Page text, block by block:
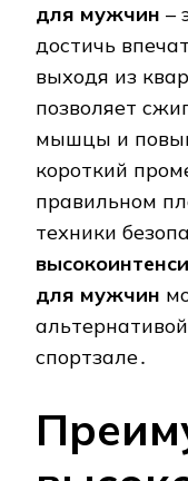
для мужчин –
достичь
выходя из
позволяет
мышцы и
короткий
правильном
техники
для мужчин
спортзале․